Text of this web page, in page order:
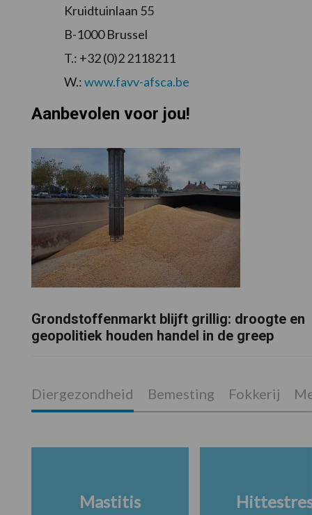
Kruidtuinlaan 55
B-1000 Brussel
T.: +32 (0)2 2118211
W.:www.favv-afsca.be
Aanbevolen voor jou!
Grondstoffenmarkt blijft grillig: droogte en
geopolitiek houden handel in de greep
Diergezondheid Bemesting Fokkerij
Mastitis